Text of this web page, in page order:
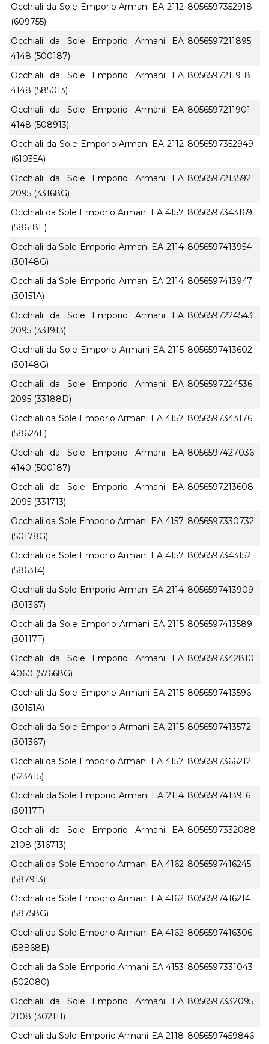
Occhiali da Sole Emporio Armani EA 2112
(609755)
8056597352918
Occhiali da Sole Emporio Armani EA
4148 (500187)
8056597211895
Occhiali da Sole Emporio Armani EA
4148 (585013)
8056597211918
Occhiali da Sole Emporio Armani EA
4148 (508913)
8056597211901
Occhiali da Sole Emporio Armani EA 2112
(61035A)
8056597352949
Occhiali da Sole Emporio Armani EA
2095 (33168G)
8056597213592
Occhiali da Sole Emporio Armani EA 4157
(58618E)
8056597343169
Occhiali da Sole Emporio Armani EA 2114
(30148G)
8056597413954
Occhiali da Sole Emporio Armani EA 2114
(30151A)
8056597413947
Occhiali da Sole Emporio Armani EA
2095 (331913)
8056597224543
Occhiali da Sole Emporio Armani EA 2115
(30148G)
8056597413602
Occhiali da Sole Emporio Armani EA
2095 (33188D)
8056597224536
Occhiali da Sole Emporio Armani EA 4157
(58624L)
8056597343176
Occhiali da Sole Emporio Armani EA
4140 (500187)
8056597427036
Occhiali da Sole Emporio Armani EA
2095 (331713)
8056597213608
Occhiali da Sole Emporio Armani EA 4157
(50178G)
8056597330732
Occhiali da Sole Emporio Armani EA 4157
(586314)
8056597343152
Occhiali da Sole Emporio Armani EA 2114
(301367)
8056597413909
Occhiali da Sole Emporio Armani EA 2115
(30117T)
8056597413589
Occhiali da Sole Emporio Armani EA
4060 (57668G)
8056597342810
Occhiali da Sole Emporio Armani EA 2115
(30151A)
8056597413596
Occhiali da Sole Emporio Armani EA 2115
(301367)
8056597413572
Occhiali da Sole Emporio Armani EA 4157
(5234T5)
8056597366212
Occhiali da Sole Emporio Armani EA 2114
(30117T)
8056597413916
Occhiali da Sole Emporio Armani EA
2108 (316713)
8056597332088
Occhiali da Sole Emporio Armani EA 4162
(587913)
8056597416245
Occhiali da Sole Emporio Armani EA 4162
(58758G)
8056597416214
Occhiali da Sole Emporio Armani EA 4162
(58868E)
8056597416306
Occhiali da Sole Emporio Armani EA 4153
(502080)
8056597331043
Occhiali da Sole Emporio Armani EA
2108 (302111)
8056597332095
Occhiali da Sole Emporio Armani EA 2118 8056597459846